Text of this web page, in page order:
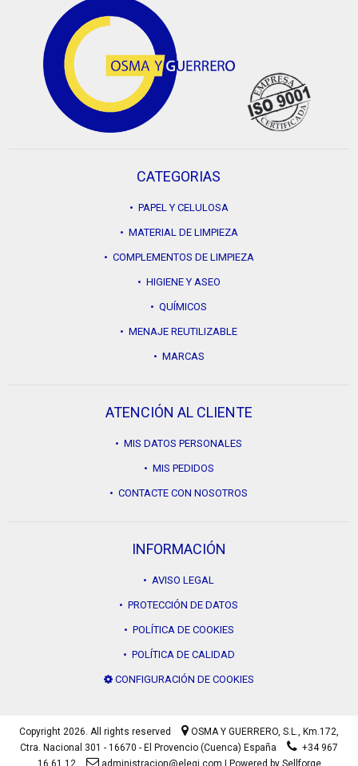
CATEGORIAS
• PAPEL Y CELULOSA
• MATERIAL DE LIMPIEZA
• COMPLEMENTOS DE LIMPIEZA
• HIGIENE Y ASEO
• QUÍMICOS
• MENAJE REUTILIZABLE
• MARCAS
ATENCIÓN AL CLIENTE
• MIS DATOS PERSONALES
• MIS PEDIDOS
• CONTACTE CON NOSOTROS
INFORMACIÓN
• AVISO LEGAL
• PROTECCIÓN DE DATOS
• POLÍTICA DE COOKIES
• POLÍTICA DE CALIDAD
CONFIGURACIÓN DE COOKIES
Copyright 2026. All rights reserved OSMA Y GUERRERO, S.L., Km.172,
Ctra. Nacional 301 - 16670 - El Provencio (Cuenca) España
+34 967